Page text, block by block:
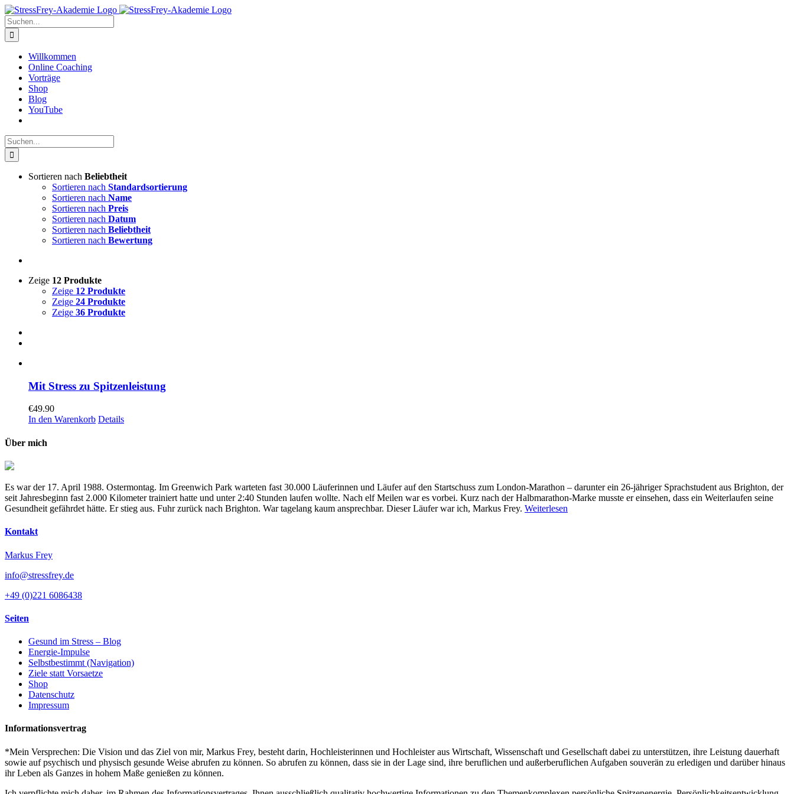
Zum
Inhalt
springen
Suche
nach:
Willkommen
Online Coaching
Vorträge
Shop
Blog
YouTube
Suche
nach:
Sortieren nach Beliebtheit
Sortieren nach Standardsortierung
Sortieren nach Name
Sortieren nach Preis
Sortieren nach Datum
Sortieren nach Beliebtheit
Sortieren nach Bewertung
Zeige 12 Produkte
Zeige 12 Produkte
Zeige 24 Produkte
Zeige 36 Produkte
Mit Stress zu Spitzenleistung
€49.90
In den Warenkorb Details
Über mich
Es war der 17. April 1988. Ostermontag. Im Greenwich Park warteten fast 30.000 Läuferinnen und Läufer auf den Startschuss zum London-Marathon – darunter ein 26-jähriger Sprachstudent aus Brighton, der
seit Jahresbeginn fast 2.000 Kilometer trainiert hatte und unter 2:40 Stunden laufen wollte. Nach elf Meilen war es vorbei. Kurz nach der Halbmarathon-Marke musste er einsehen, dass ein Weiterlaufen seine
Gesundheit gefährdet hätte. Er stieg aus. Fuhr zurück nach Brighton. War tagelang kaum ansprechbar. Dieser Läufer war ich, Markus Frey. Weiterlesen
Kontakt
Markus Frey
info@stressfrey.de
+49 (0)221 6086438
Seiten
Gesund im Stress – Blog
Energie-Impulse
Selbstbestimmt (Navigation)
Ziele statt Vorsaetze
Shop
Datenschutz
Impressum
Informationsvertrag
*Mein Versprechen: Die Vision und das Ziel von mir, Markus Frey, besteht darin, Hochleisterinnen und Hochleister aus Wirtschaft, Wissenschaft und Gesellschaft dabei zu unterstützen, ihre Leistung dauerhaft
sowie auf psychisch und physisch gesunde Weise abrufen zu können. So abrufen zu können, dass sie in der Lage sind, ihre beruflichen und außerberuflichen Aufgaben souverän zu erledigen und darüber hinaus
ihr Leben als Ganzes in hohem Maße genießen zu können.